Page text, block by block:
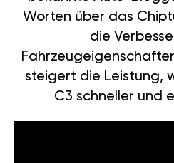
Worten über das
die
steigert die Leistung,
C3 schneller und